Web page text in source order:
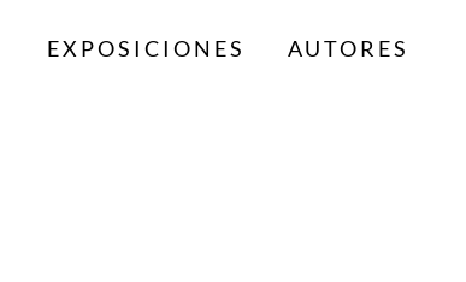
EXPOSICIONES AUTORES